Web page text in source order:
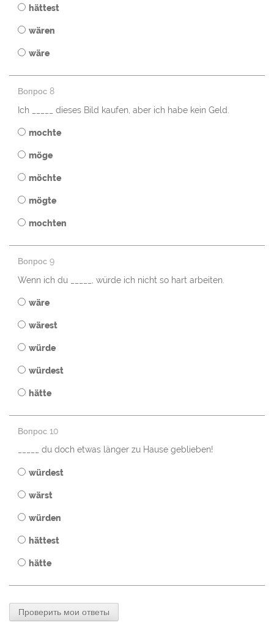
hättest
wären
wäre
Вопрос 8
Ich _____ dieses Bild kaufen, aber ich habe kein Geld.
mochte
möge
möchte
mögte
mochten
Вопрос 9
Wenn ich du _____, würde ich nicht so hart arbeiten.
wäre
wärest
würde
würdest
hätte
Вопрос 10
_____ du doch etwas länger zu Hause geblieben!
würdest
wärst
würden
hättest
hätte
Проверить мои ответы